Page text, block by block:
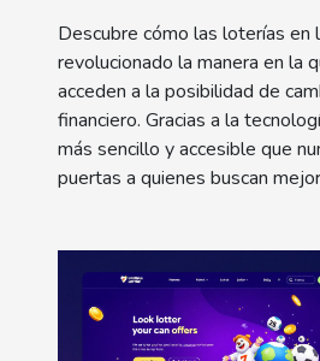
Descubre cómo las loterías en
revolucionado la manera en la
acceden a la posibilidad de
financiero. Gracias a la
más sencillo y accesible que
puertas a quienes buscan